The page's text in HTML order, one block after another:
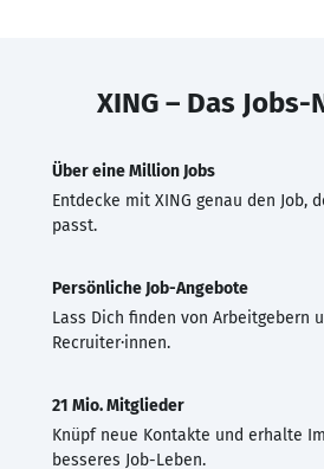
XING – Das
Über eine Million Jobs
Entdecke mit XING genau den Job,
passt.
Persönliche Job-Angebote
Lass Dich finden von Arbeitgebern
Recruiter·innen.
21 Mio. Mitglieder
Knüpf neue Kontakte und erhalte
besseres Job-Leben.